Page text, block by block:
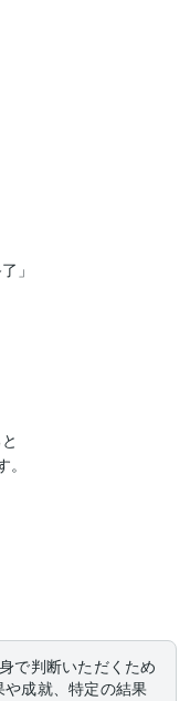
」
で判断いただくため
成就、特定の結果